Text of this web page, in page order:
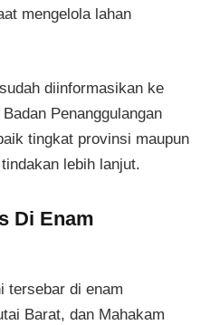
mengelola lahan
diinformasikan ke
Penanggulangan
tingkat provinsi maupun
lebih lanjut.
Di Enam
tersebar di enam
Barat, dan Mahakam